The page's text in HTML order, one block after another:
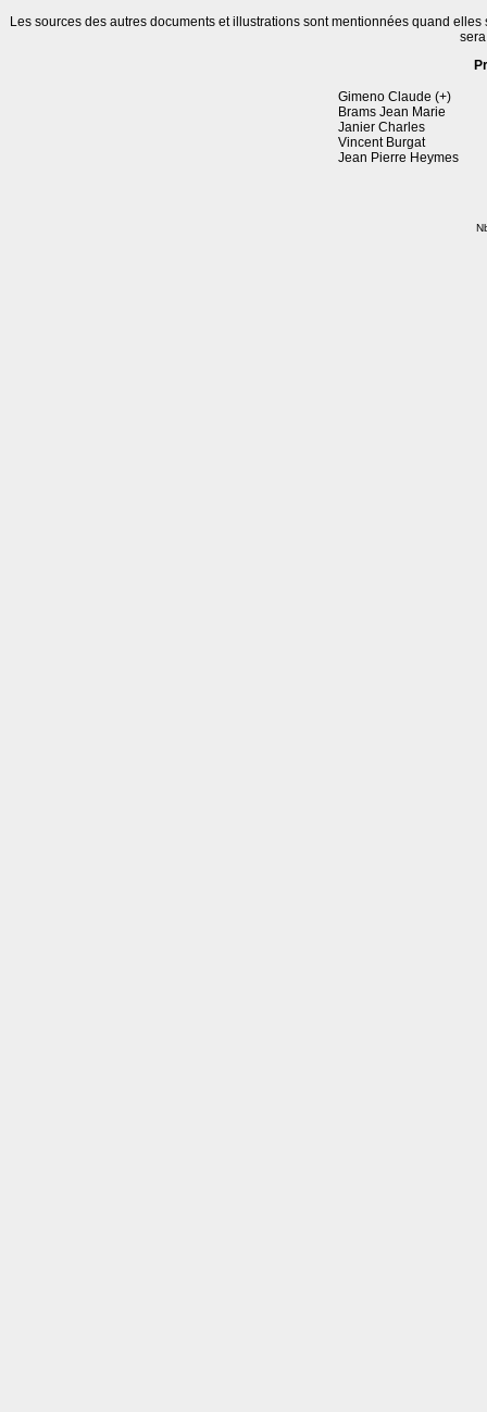
Les sources des autres documents et illustrations sont mentionnées quand
Gimeno Claude (+)
Brams Jean Marie
Janier Charles
Vincent Burgat
Jean Pierre Heymes